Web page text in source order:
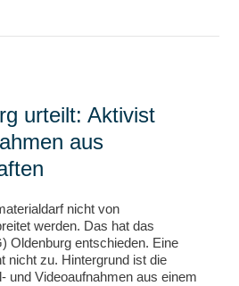
urteilt: Aktivist
aus
nicht von
werden. Das hat das
Oldenburg entschieden. Eine
nicht zu. Hintergrund ist die
und Videoaufnahmen aus einem